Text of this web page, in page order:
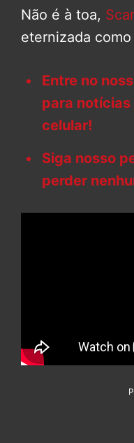
Não é à toa,
eternizada como
Entre no
para
celular!
Siga nosso
perder